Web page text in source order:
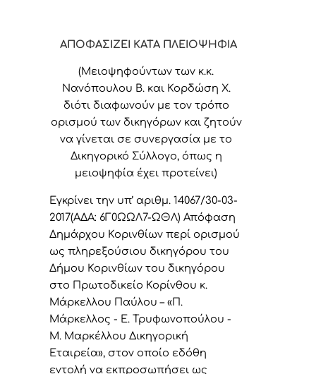
ΑΠΟΦΑΣΙΖΕΙ ΚΑΤΑ ΠΛΕΙΟΨΗΦΙΑ
(Μειοψηφούντων των κ.κ.
Νανόπουλου Β. και Κορδώση Χ.
διότι διαφωνούν με τον τρόπο
ορισμού των δικηγόρων και ζητούν
να γίνεται σε συνεργασία με το
Δικηγορικό Σύλλογο, όπως η
μειοψηφία έχει προτείνει)
Εγκρίνει την υπ’ αριθμ. 14067/30-03-
2017(ΑΔΑ: 6Γ0ΩΩΛ7-ΩΘΛ) Απόφαση
Δημάρχου Κορινθίων περί ορισμού
ως πληρεξούσιου δικηγόρου του
Δήμου Κορινθίων του δικηγόρου
στο Πρωτοδικείο Κορίνθου κ.
Μάρκελλου Παύλου – «Π.
Μάρκελλος - Ε. Τρυφωνοπούλου -
Μ. Μαρκέλλου Δικηγορική
Εταιρεία», στον οποίο εδόθη
εντολή να εκπροσωπήσει ως